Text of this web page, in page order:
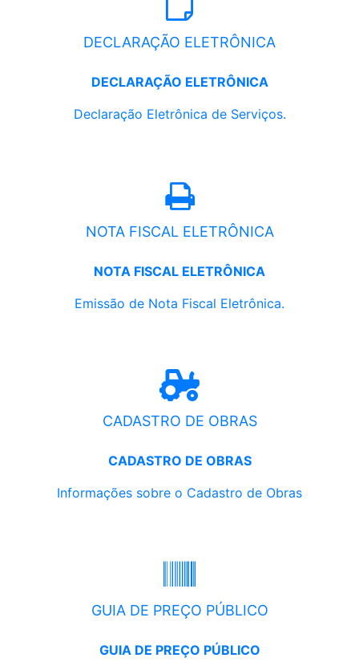
DECLARAÇÃO ELETRÔNICA
DECLARAÇÃO ELETRÔNICA
Declaração Eletrônica de Serviços.
NOTA FISCAL ELETRÔNICA
NOTA FISCAL ELETRÔNICA
Emissão de Nota Fiscal Eletrônica.
CADASTRO DE OBRAS
CADASTRO DE OBRAS
Informações sobre o Cadastro de Obras
GUIA DE PREÇO PÚBLICO
GUIA DE PREÇO PÚBLICO